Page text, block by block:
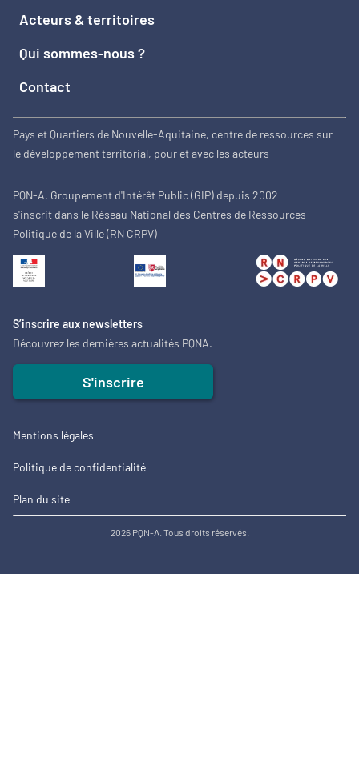
Acteurs & territoires
Qui sommes-nous ?
Contact
Pays et Quartiers de Nouvelle-Aquitaine, centre de ressources sur
le développement territorial, pour et avec les acteurs
PQN-A, Groupement d'Intérêt Public (GIP) depuis 2002
s'inscrit dans le Réseau National des Centres de Ressources
Politique de la Ville (RN CRPV)
S’inscrire aux newsletters
Découvrez les dernières actualités PQNA.
S'inscrire
Mentions légales
Politique de confidentialité
Plan du site
2026 PQN-A. Tous droits réservés.